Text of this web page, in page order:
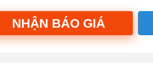
NHẬN BÁO GIÁ